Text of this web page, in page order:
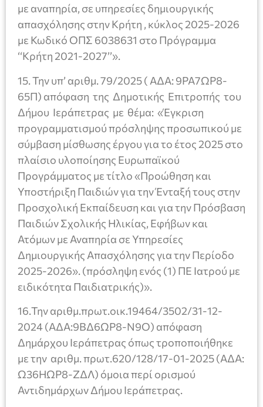
με αναπηρία, σε υπηρεσίες δημιουργικής
απασχόλησης στην Κρήτη , κύκλος 2025-2026
με Κωδικό ΟΠΣ 6038631 στο Πρόγραμμα
‘‘Κρήτη 2021-2027’’».
15. Την υπ’ αριθμ. 79/2025 ( ΑΔΑ: 9ΡΑ7ΩΡ8-
65Π) απόφαση της Δημοτικής Επιτροπής του
Δήμου Ιεράπετρας με θέμα: «Έγκριση
προγραμματισμού πρόσληψης προσωπικού με
σύμβαση μίσθωσης έργου για το έτος 2025 στο
πλαίσιο υλοποίησης Ευρωπαϊκού
Προγράμματος με τίτλο «Προώθηση και
Υποστήριξη Παιδιών για την Ένταξή τους στην
Προσχολική Εκπαίδευση και για την Πρόσβαση
Παιδιών Σχολικής Ηλικίας, Εφήβων και
Ατόμων με Αναπηρία σε Υπηρεσίες
Δημιουργικής Απασχόλησης για την Περίοδο
2025-2026». (πρόσληψη ενός (1) ΠΕ Ιατρού με
ειδικότητα Παιδιατρικής)».
16.Την αριθμ.πρωτ.οικ.19464/3502/31-12-
2024 (ΑΔΑ:9ΒΔ6ΩΡ8-Ν9Ο) απόφαση
Δημάρχου Ιεράπετρας όπως τροποποιήθηκε
με την αριθμ. πρωτ.620/128/17-01-2025 (ΑΔΑ:
Ω36ΗΩΡ8-ΖΔΛ) όμοια περί ορισμού
Αντιδημάρχων Δήμου Ιεράπετρας.